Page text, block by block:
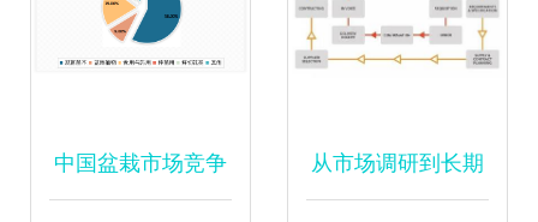
中国盆栽市场竞争 从市场调研到长期